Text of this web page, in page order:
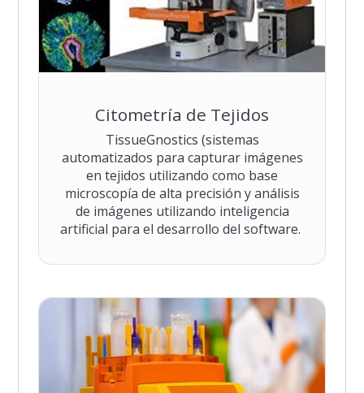
Citometría de Tejidos
TissueGnostics (sistemas
automatizados para capturar imágenes
en tejidos utilizando como base
microscopía de alta precisión y análisis
de imágenes utilizando inteligencia
artificial para el desarrollo del software.